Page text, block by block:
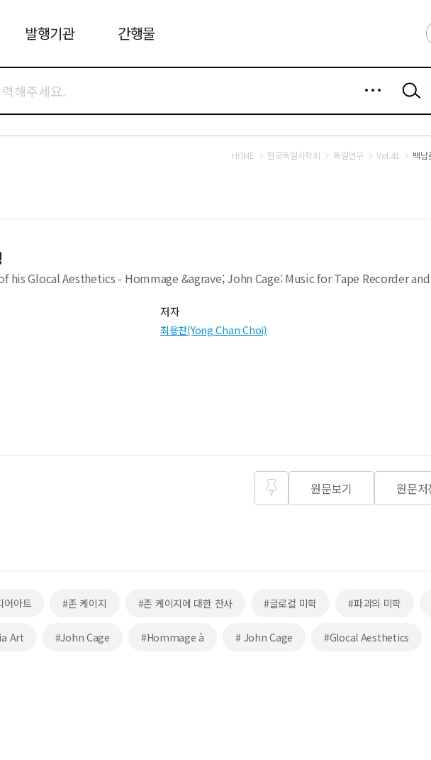
발행기관 간행물
검색
HOME 한국독일사학회 독일연구 Vol.41 백남
Glocal Aesthetics - Hommage &agrave; John Cage: Music for Tape Recorder
저자
최용찬(Yong Chan Choi)
원문보기 원문저
어아트 #존 케이지 #존 케이지에 대한 찬사 #글로컬 미학 #파괴의 미학
Art #John Cage #Hommage à # John Cage #Glocal Aesthetics